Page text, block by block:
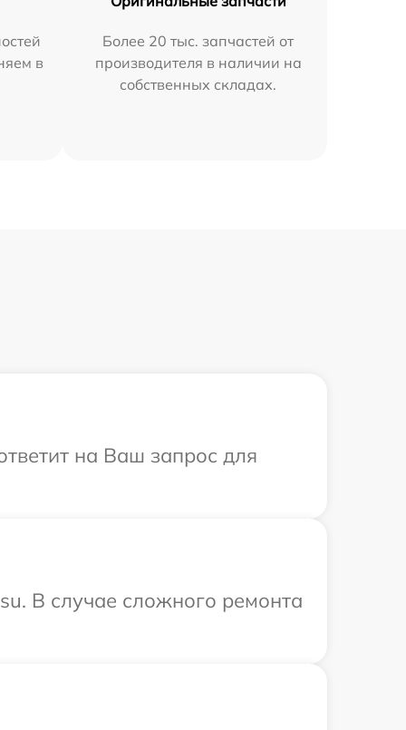
в
Более 20 тыс. запчастей от
производителя в наличии на
собственных складах.
на Ваш запрос для
В случае сложного ремонта